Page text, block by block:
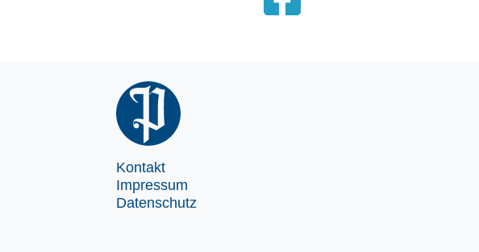
Kontakt
Impressum
Datenschutz